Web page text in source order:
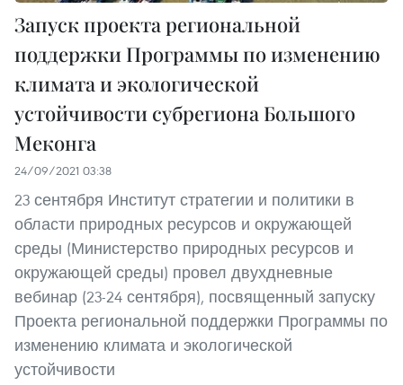
Запуск проекта региональной
поддержки Программы по изменению
климата и экологической
устойчивости субрегиона Большого
Меконга
24/09/2021 03:38
23 сентября Институт стратегии и политики в
области природных ресурсов и окружающей
среды (Министерство природных ресурсов и
окружающей среды) провел двухдневные
вебинар (23-24 сентября), посвященный запуску
Проекта региональной поддержки Программы по
изменению климата и экологической
устойчивости